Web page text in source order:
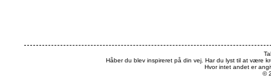
Håber du blev inspireret på din vej. Har du lyst til at være
Hvor intet andet er
©